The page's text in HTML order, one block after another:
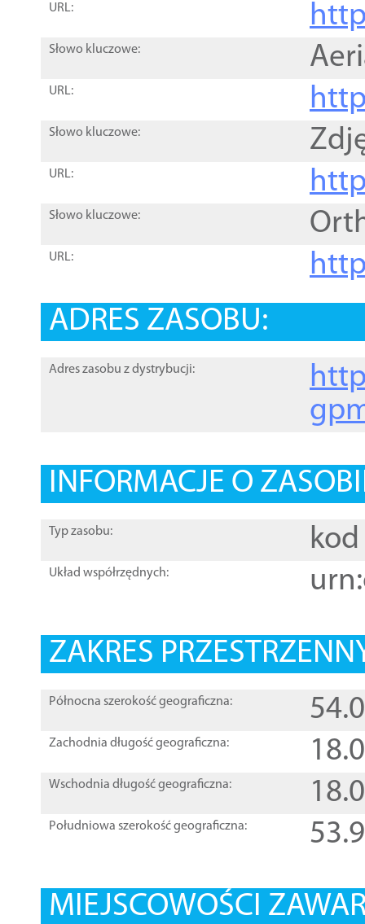
URL:
Słowo kluczowe:
URL:
Słowo kluczowe:
URL:
Słowo kluczowe:
URL:
ADRES ZASOBU:
Adres zasobu z dystrybucji:
INFORMACJE O
Typ zasobu: kod
Układ współrzędnych:
ZAKRES
Północna szerokość geograficzna:
Zachodnia długość geograficzna:
Wschodnia długość geograficzna:
Południowa szerokość geograficzna:
MIEJSCOWOŚCI